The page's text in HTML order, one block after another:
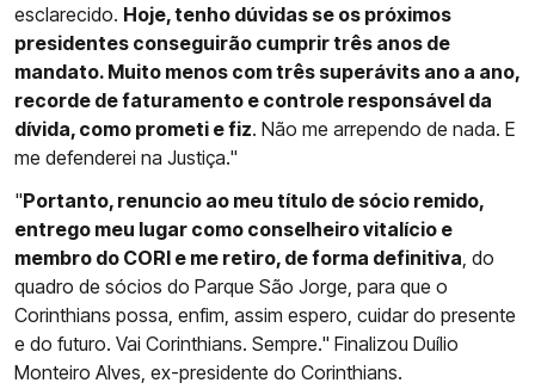
esclarecido. Hoje, tenho dúvidas se os próximos
presidentes conseguirão cumprir três anos de
mandato. Muito menos com três superávits ano a ano,
recorde de faturamento e controle responsável da
dívida, como prometi e fiz. Não me arrependo de nada. E
me defenderei na Justiça."
"Portanto, renuncio ao meu título de sócio remido,
entrego meu lugar como conselheiro vitalício e
membro do CORI e me retiro, de forma definitiva, do
quadro de sócios do Parque São Jorge, para que o
Corinthians possa, enfim, assim espero, cuidar do presente
e do futuro. Vai Corinthians. Sempre." Finalizou Duílio
Monteiro Alves, ex-presidente do Corinthians.